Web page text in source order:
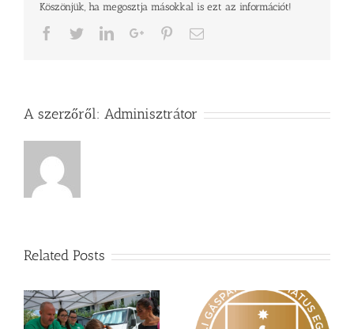
Köszönjük, ha megosztja másokkal is ezt az információt!
Facebook
TwitterLinkedInGoogle+PinterestEmail
A szerzőről: Adminisztrátor
Related Posts